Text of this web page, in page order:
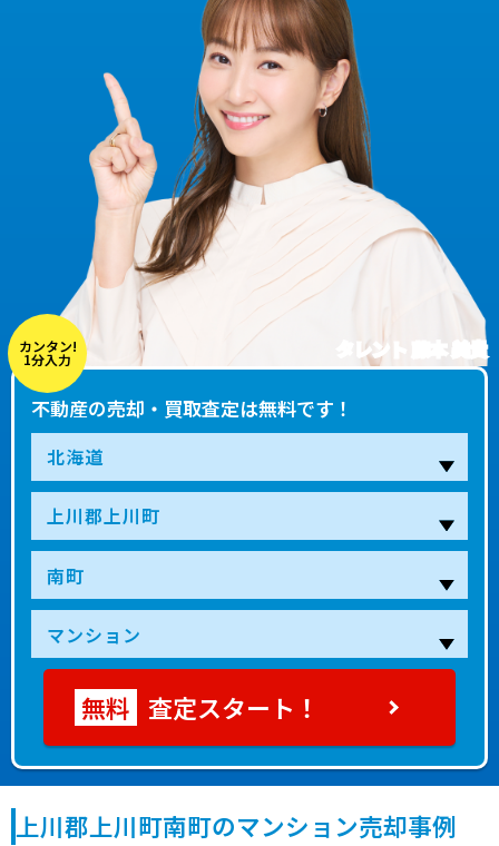
タレント 藤本 美貴
カンタン!
1分入力
不動産の売却・買取査定は無料です！
査定スタート！
上川郡上川町南町のマンション売却事例